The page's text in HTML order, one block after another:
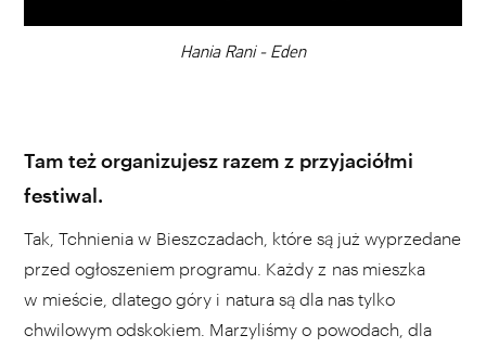
Hania Rani - Eden
Tam też organizujesz razem z przyjaciółmi
festiwal.
Tak, Tchnienia w Bieszczadach, które są już wyprzedane
przed ogłoszeniem programu. Każdy z nas mieszka
w mieście, dlatego góry i natura są dla nas tylko
chwilowym odskokiem. Marzyliśmy o powodach, dla